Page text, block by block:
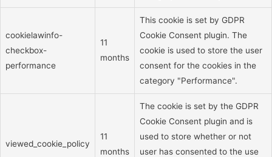
cookielawinfo-
checkbox-
performance
11
months
This cookie is set by GDPR
Cookie Consent plugin. The
cookie is used to store the user
consent for the cookies in the
category "Performance".
viewed_cookie_policy
11
months
The cookie is set by the GDPR
Cookie Consent plugin and is
used to store whether or not
user has consented to the use